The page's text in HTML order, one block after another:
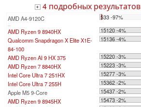
+ 4 подробных результатов
AMD A4-9120C 533 -97%
...
AMD Ryzen 9 8940HX
15120 -4%
Qualcomm Snapdragon X Elite X1E-
84-100
15136 -4%
AMD Ryzen AI 9 HX 375
15220 -3%
AMD Ryzen 7 8840HX
15223 -3%
Intel Core Ultra 7 251HX
15277 -3%
Intel Core Ultra 7 255H
15362 -2%
Apple M5 9-Core
15437 -2%
AMD Ryzen 9 8945HX
15473 -2%